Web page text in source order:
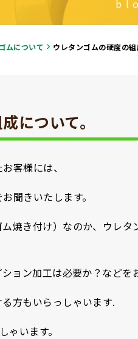
ムについて ウレタンゴムの硬度の組
について。
客様には、
聞きいたします。
焼き付け）なのか、ウレタ
ョン加工は必要か？などを
方もいらっしゃいます.
ゃいます。